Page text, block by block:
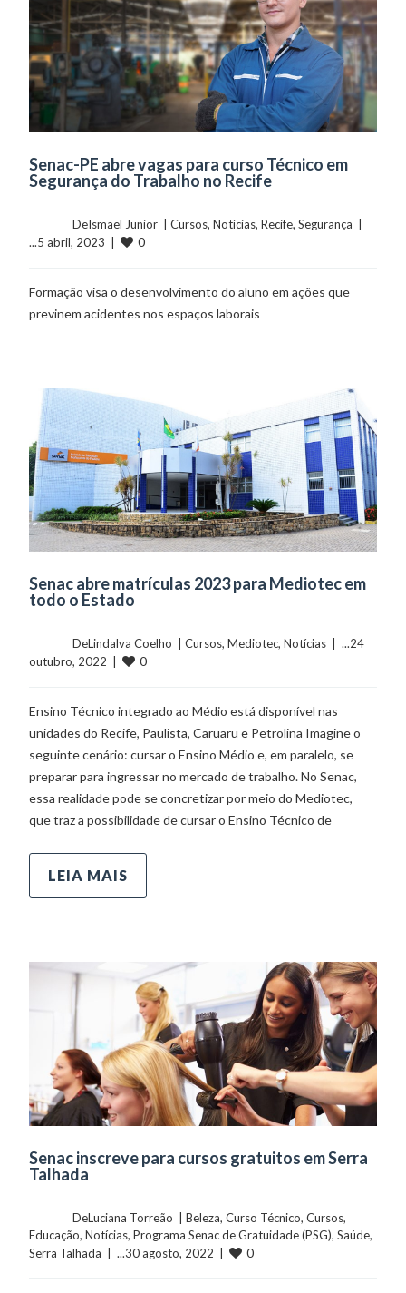
Senac-PE abre vagas para curso Técnico em
Segurança do Trabalho no Recife
	    	DeIsmael Junior  |
Cursos, Notícias, Recife, Segurança
...5 abril, 2023  |
0
Formação visa o desenvolvimento do aluno em ações que
previnem acidentes nos espaços laborais
Senac abre matrículas 2023 para Mediotec em
todo o Estado
	    	DeLindalva Coelho  |
Cursos, Mediotec, Notícias
  |  ...24
outubro, 2022  |
0
Ensino Técnico integrado ao Médio está disponível nas
unidades do Recife, Paulista, Caruaru e Petrolina Imagine o
seguinte cenário: cursar o Ensino Médio e, em paralelo, se
preparar para ingressar no mercado de trabalho. No Senac,
essa realidade pode se concretizar por meio do Mediotec,
que traz a possibilidade de cursar o Ensino Técnico de
LEIA MAIS
Senac inscreve para cursos gratuitos em Serra
Talhada
	    	DeLuciana Torreão  |
Beleza, Curso Técnico, Cursos
Educação, Notícias, Programa Senac de Gratuidade (PSG), Saúde
Serra Talhada
  |  ...30 agosto, 2022  |
0